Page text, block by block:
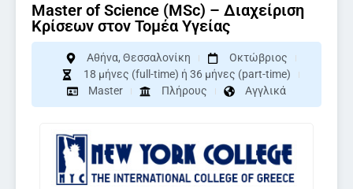
Master of Science (MSc) – Διαχείριση
Κρίσεων στον Τομέα Υγείας
Αθήνα, Θεσσαλονίκη
Οκτώβριος
18 μήνες (full-time) ή 36 μήνες (part-time)
Master
Πλήρους Αγγλικά